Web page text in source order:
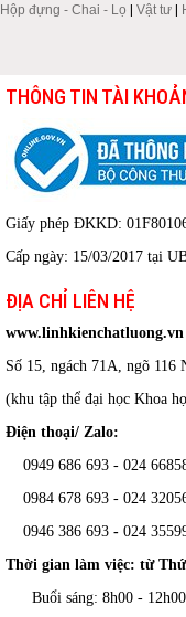
Hộp đựng - Chai - Lọ | Vật tư |
THÔNG TIN TÀI
Giấy phép ĐKKD:
Cấp ngày: 15/03/2017 tại
ĐỊA CHỈ LIÊN HỆ
www.linhkienchatluong.vn
Số 15, ngách 71A, ngõ
(khu tập thể đại học Khoa
Điện thoại/ Zalo:
0949 686 693 - 024
0984 678 693 - 024
0946 386 693 - 024
Thời gian làm việc: từ
Buổi sáng: 8h00 - 12h00